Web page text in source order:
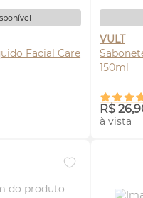
Facial Care
ME
VULT
150ml
R$
à vista